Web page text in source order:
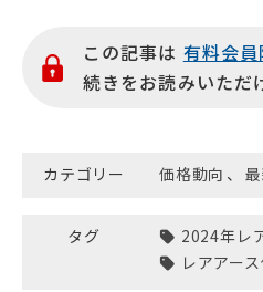
この記事は 有料会員
続きをお読みいただ
カテゴリー 価格動向 、
タグ
2024年レ
レアアー